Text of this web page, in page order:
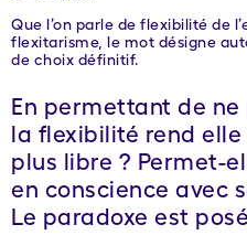
Que l’on parle de flexibilité de
flexitarisme, le mot désigne
de choix définitif.
En permettant de ne
la flexibilité rend
plus libre ? Permet-
en conscience avec
Le paradoxe est